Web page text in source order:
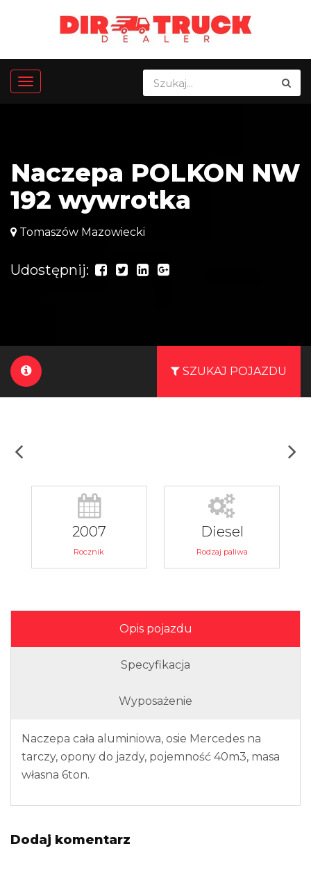
Naczepa POLKON NW
192 wywrotka
Tomaszów Mazowiecki
Udostępnij:
SZUKAJ POJAZDU
2007
Rocznik
Diesel
Rodzaj paliwa
Opis pojazdu
Specyfikacja
Wyposażenie
Naczepa cała aluminiowa, osie Mercedes na
tarczy, opony do jazdy, pojemność 40m3, masa
własna 6ton.
Dodaj komentarz